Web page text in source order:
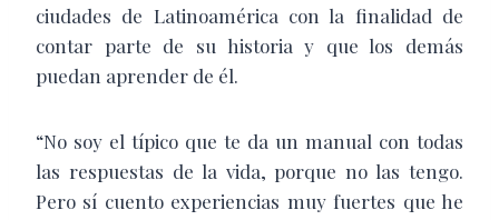
ciudades de Latinoamérica con la finalidad de
contar parte de su historia y que los demás
puedan aprender de él.
“No soy el típico que te da un manual con todas
las respuestas de la vida, porque no las tengo.
Pero sí cuento experiencias muy fuertes que he